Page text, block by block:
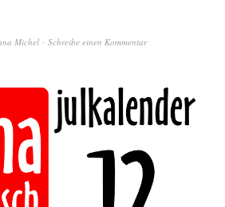
Michel Schreibe einen Kommentar